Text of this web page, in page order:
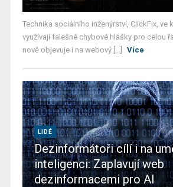
Technika sociálního inženýrství, ClickFix, ve
využívají falešné chybové hlášky pro celou
nově objevuje i na webový [...]
Více
LIDÉ
Dezinformátoři cílí i na
inteligenci: Zaplavují web
dezinformacemi pro AI